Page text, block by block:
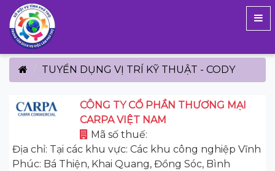
TUYỂN DỤNG VỊ TRÍ KỸ THUẬT - CODY
CÔNG TY CỔ PHẦN THƯƠNG MẠI
CARPA VIỆT NAM
Mã số thuế:
Địa chỉ: Tại các khu vực: Các khu công nghiệp Vĩnh
Phúc: Bá Thiện, Khai Quang, Đồng Sóc, Bình